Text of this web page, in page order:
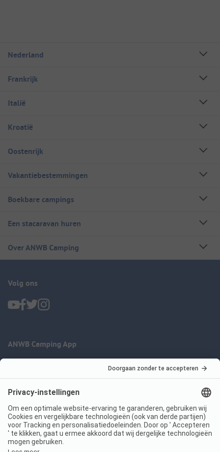
Nederland
Frankrijk
Italië
Kroatië
Oostenrijk
Vakantiebestemmingen
Boekbare campings
Een stacaravan huren
Over ANWB Camping
Volg ons
ANWB Camping App
Imprint
Jouw privacy
Voorwaarden
Wet digitale diensten